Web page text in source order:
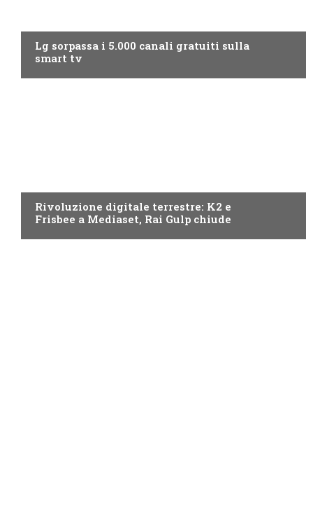
Lg sorpassa i 5.000 canali gratuiti sulla
smart tv
Rivoluzione digitale terrestre: K2 e
Frisbee a Mediaset, Rai Gulp chiude